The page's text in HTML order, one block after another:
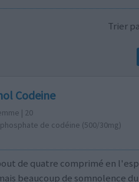
Trier
Codeine
| 20
de codéine (500/30mg)
de quatre comprimé en
beaucoup de somnolence